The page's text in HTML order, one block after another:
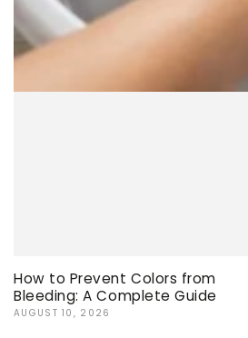
How to Prevent Colors from
Bleeding: A Complete Guide
AUGUST 10, 2026